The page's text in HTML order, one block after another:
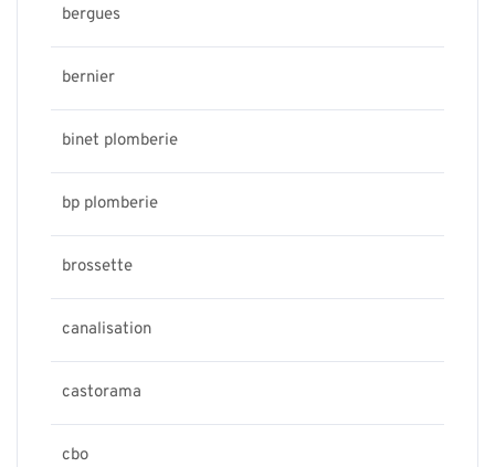
bergues
bernier
binet plomberie
bp plomberie
brossette
canalisation
castorama
cbo